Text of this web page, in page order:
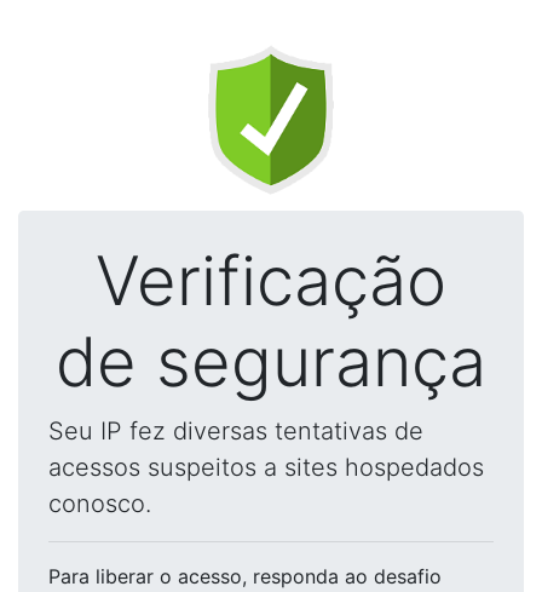
Verificação
de segurança
Seu IP fez diversas tentativas de
acessos suspeitos a sites hospedados
conosco.
Para liberar o acesso, responda ao desafio